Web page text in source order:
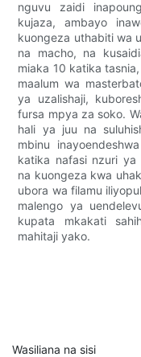
nguvu zaidi
kujaza, ambayo
kuongeza uthabiti wa
na macho, na
miaka 10 katika
maalum wa
ya uzalishaji,
fursa mpya za soko.
hali ya juu na
mbinu
katika nafasi nzuri ya
na kuongeza kwa
ubora wa filamu
malengo ya
kupata mkakati
mahitaji yako.
Wasiliana na sisi